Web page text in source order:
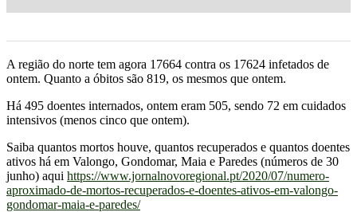
A região do norte tem agora 17664 contra os 17624 infetados de
ontem. Quanto a óbitos são 819, os mesmos que ontem.
Há 495 doentes internados, ontem eram 505, sendo 72 em cuidados
intensivos (menos cinco que ontem).
Saiba quantos mortos houve, quantos recuperados e quantos doentes
ativos há em Valongo, Gondomar, Maia e Paredes (números de 30
junho) aqui https://www.jornalnovoregional.pt/2020/07/numero-
aproximado-de-mortos-recuperados-e-doentes-ativos-em-valongo-
gondomar-maia-e-paredes/